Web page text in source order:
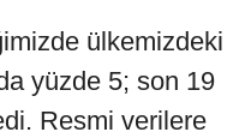
ülkemizdeki
yüzde 5; son 19
Resmi verilere